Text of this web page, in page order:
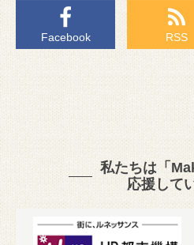
Facebook RSS
私たちは「
応援して